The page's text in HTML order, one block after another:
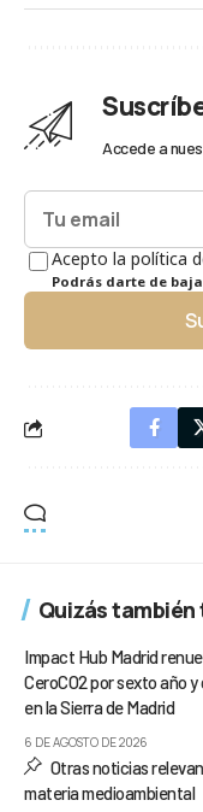
Accede a
Acepto la política
Podrás darte de
Quizás
Impact Hub Madrid
CeroCO2 por sexto año
en la Sierra de Madrid
6 DE AGOSTO DE 2026
Otras noticias
materia medioambiental